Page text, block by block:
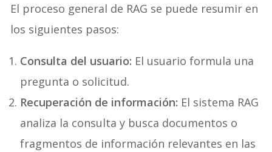
El proceso general de RAG se puede resumir en
los siguientes pasos:
Consulta del usuario: El usuario formula una
pregunta o solicitud.
Recuperación de información: El sistema RAG
analiza la consulta y busca documentos o
fragmentos de información relevantes en las